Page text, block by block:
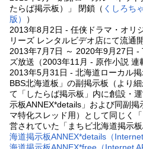
たらば掲示板）」 閉鎖（ くしろち
版）
）
2013年8月2日 - 任侠ドラマ・オリ
リーズ レンタルビデオ店にて流通
2013年7月7日 ～ 2020年9月27日 -
ズ放送（2003年11月 - 原作小説 連
2013年5月31日 - 北海道ローカル
BBS北海道板」の副掲示板（より
て「したらば掲示板」内に創設・
示板ANNEX*details」および同副
マ特化スレッド用）として同じく
営されていた「まちビ北海道掲示
海道掲示板ANNEX*details（Internet
海道掲示板ANNEX*free（Internet